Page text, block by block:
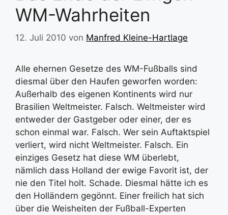
WM-Wahrheiten
12. Juli 2010 von Manfred Kleine-Hartlage
Alle ehernen Gesetze des WM-Fußballs sind
diesmal über den Haufen geworfen worden:
Außerhalb des eigenen Kontinents wird nur
Brasilien Weltmeister. Falsch. Weltmeister wird
entweder der Gastgeber oder einer, der es
schon einmal war. Falsch. Wer sein Auftaktspiel
verliert, wird nicht Weltmeister. Falsch. Ein
einziges Gesetz hat diese WM überlebt,
nämlich dass Holland der ewige Favorit ist, der
nie den Titel holt. Schade. Diesmal hätte ich es
den Holländern gegönnt. Einer freilich hat sich
über die Weisheiten der Fußball-Experten